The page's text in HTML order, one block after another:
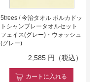
5trees / 今治タオル ポルカドッ
トシャンブレータオルセット
フェイス(グレー)・ウォッシュ
(グレー)
2,585 円（税込）
カート に入れる